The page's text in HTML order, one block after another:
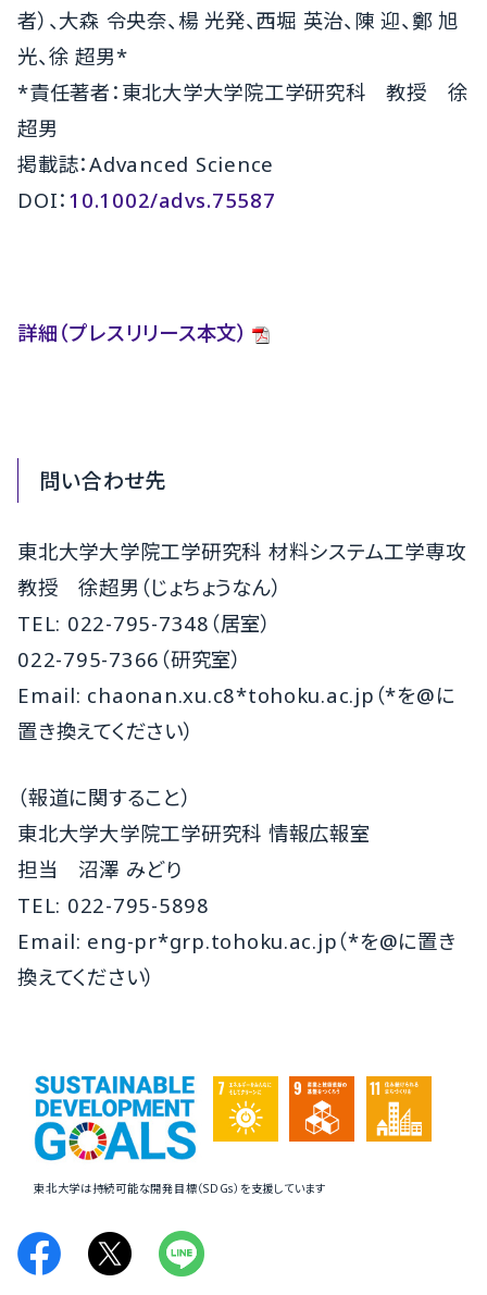
者）、大森 令央奈、楊 光発、西堀 英治、陳 迎、鄭 旭
光、徐 超男*
*責任著者：東北大学大学院工学研究科 教授 徐
超男
掲載誌：Advanced Science
DOI： 10.1002/advs.75587
詳細（プレスリリース本文）
問い合わせ先
東北大学大学院工学研究科 材料システム工学専攻
教授 徐超男（じょちょうなん）
TEL: 022-795-7348（居室）
022-795-7366（研究室）
Email: chaonan.xu.c8*tohoku.ac.jp（*を@に
置き換えてください）
（報道に関すること）
東北大学大学院工学研究科 情報広報室
担当 沼澤 みどり
TEL: 022-795-5898
Email: eng-pr*grp.tohoku.ac.jp（*を@に置き
換えてください）
東北大学は持続可能な開発目標（SDGs）を支援しています